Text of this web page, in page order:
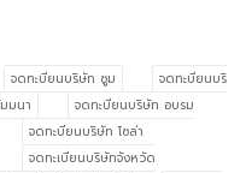
จดทะบียนบริษัท ซูม
จดทะบียนบริ
มนา
จดทะบียนบริษัท อบรม
จดทะบียนบริษัท โซล่า
จดทะเบียนบริษัทจังหวัด